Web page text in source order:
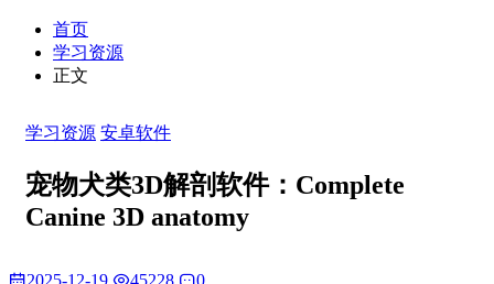
首页
学习资源
正文
学习资源 安卓软件
宠物犬类3D解剖软件：Complete
Canine 3D anatomy
2025-12-19 45228 0